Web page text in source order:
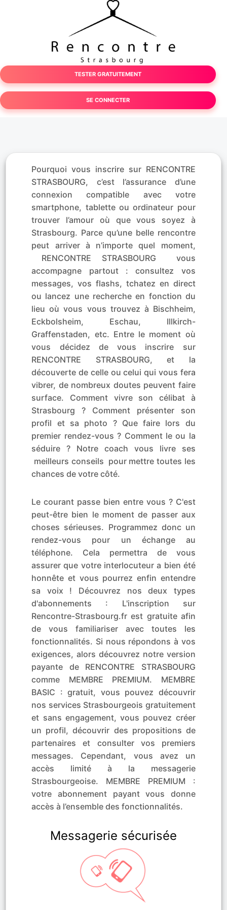
TESTER GRATUITEMENT
SE CONNECTER
Pourquoi vous inscrire sur RENCONTRE
STRASBOURG, c’est l’assurance d’une
connexion compatible avec votre
smartphone, tablette ou ordinateur pour
trouver l’amour où que vous soyez à
Strasbourg. Parce qu’une belle rencontre
peut arriver à n’importe quel moment,
RENCONTRE STRASBOURG vous
accompagne partout : consultez vos
messages, vos flashs, tchatez en direct
ou lancez une recherche en fonction du
lieu où vous vous trouvez à Bischheim,
Eckbolsheim, Eschau, Illkirch-
Graffenstaden, etc. Entre le moment où
vous décidez de vous inscrire sur
RENCONTRE STRASBOURG, et la
découverte de celle ou celui qui vous fera
vibrer, de nombreux doutes peuvent faire
surface. Comment vivre son célibat à
Strasbourg ? Comment présenter son
profil et sa photo ? Que faire lors du
premier rendez-vous ? Comment le ou la
séduire ? Notre coach vous livre ses
meilleurs conseils pour mettre toutes les
chances de votre côté.
Le courant passe bien entre vous ? C'est
peut-être bien le moment de passer aux
choses sérieuses. Programmez donc un
rendez-vous pour un échange au
téléphone. Cela permettra de vous
assurer que votre interlocuteur a bien été
honnête et vous pourrez enfin entendre
sa voix ! Découvrez nos deux types
d'abonnements : L'inscription sur
Rencontre-Strasbourg.fr est gratuite afin
de vous familiariser avec toutes les
fonctionnalités. Si nous répondons à vos
exigences, alors découvrez notre version
payante de RENCONTRE STRASBOURG
comme MEMBRE PREMIUM. MEMBRE
BASIC : gratuit, vous pouvez découvrir
nos services Strasbourgeois gratuitement
et sans engagement, vous pouvez créer
un profil, découvrir des propositions de
partenaires et consulter vos premiers
messages. Cependant, vous avez un
accès limité à la messagerie
Strasbourgeoise. MEMBRE PREMIUM :
votre abonnement payant vous donne
accès à l’ensemble des fonctionnalités.
Messagerie sécurisée